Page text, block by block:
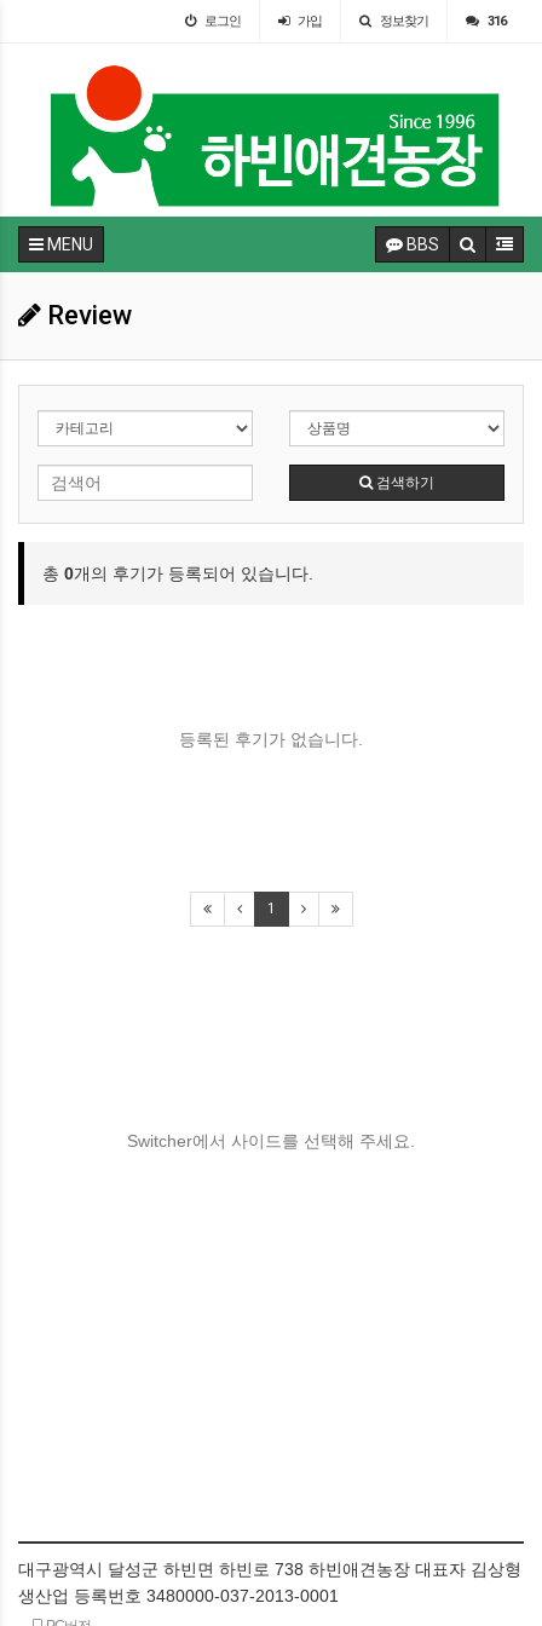
로그인 가입 정보찾기 316
MENU BBS
Review
검색하기
총 0개의 후기가 등록되어 있습니다.
등록된 후기가 없습니다.
1
Switcher에서 사이드를 선택해 주세요.
대구광역시 달성군 하빈면 하빈로 738 하빈애견농장 대표자 김상형
생산업 등록번호 3480000-037-2013-0001